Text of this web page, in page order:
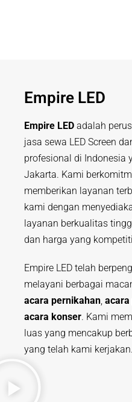
Empire LED
Empire LED adalah
jasa sewa LED Screen
profesional di Indonesia
Jakarta. Kami
memberikan layanan
kami dengan
layanan berkualitas
dan harga yang
Empire LED telah
melayani berbagai
acara pernikahan, acara
acara konser. Kami
luas yang mencakup
yang telah kami kerjakan.